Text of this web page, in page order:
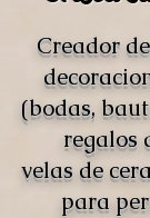
Creador
(bodas,
regalos
velas de
para